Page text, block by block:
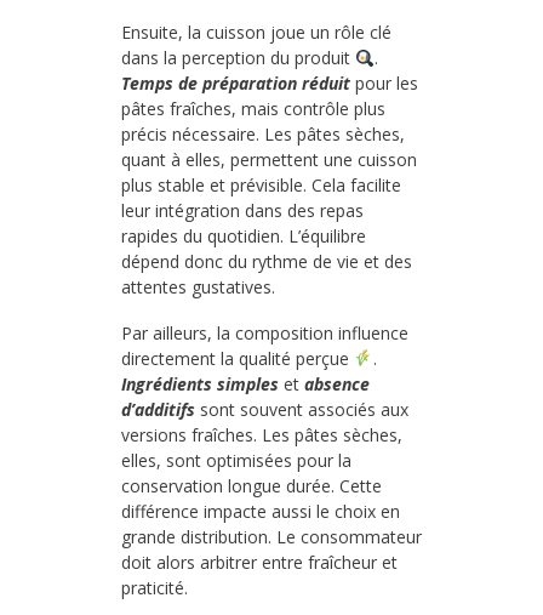
Ensuite, la cuisson joue un rôle clé
dans la perception du produit
.
Temps de préparation réduit pour les
pâtes fraîches, mais contrôle plus
précis nécessaire. Les pâtes sèches,
quant à elles, permettent une cuisson
plus stable et prévisible. Cela facilite
leur intégration dans des repas
rapides du quotidien. L’équilibre
dépend donc du rythme de vie et des
attentes gustatives.
Par ailleurs, la composition influence
directement la qualité perçue
.
Ingrédients simples et absence
d’additifs sont souvent associés aux
versions fraîches. Les pâtes sèches,
elles, sont optimisées pour la
conservation longue durée. Cette
différence impacte aussi le choix en
grande distribution. Le consommateur
doit alors arbitrer entre fraîcheur et
praticité.